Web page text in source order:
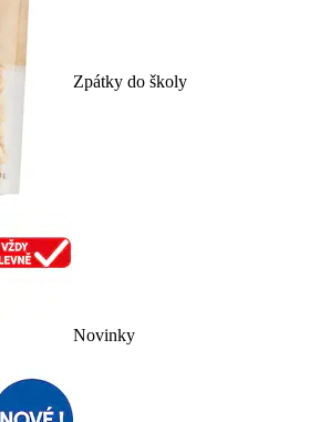
Zpátky do školy
Novinky